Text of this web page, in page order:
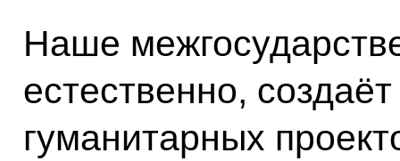
Наше
естественно,
гуманитарных